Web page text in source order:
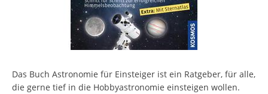
Das Buch Astronomie für Einsteiger ist ein Ratgeber, für alle,
die gerne tief in die Hobbyastronomie einsteigen wollen.